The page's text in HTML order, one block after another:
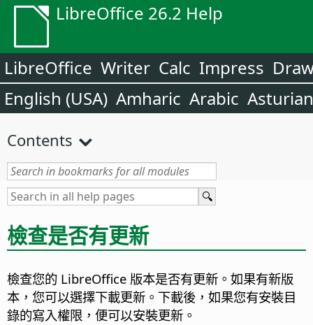
LibreOffice 26.2 Help
LibreOffice Writer Calc Impress
English (USA) Amharic Arabic Asturian
Contents
檢查是否有更新
檢查您的 LibreOffice 版本是否有更新。如果有新版
本，您可以選擇下載更新。下載後，如果您有安裝目
錄的寫入權限，便可以安裝更新。